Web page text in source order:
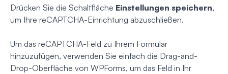
Drücken Sie die Schaltfläche Einstellungen speichern,
um Ihre reCAPTCHA-Einrichtung abzuschließen.
Um das reCAPTCHA-Feld zu Ihrem Formular
hinzuzufügen, verwenden Sie einfach die Drag-and-
Drop-Oberfläche von WPForms, um das Feld in Ihr